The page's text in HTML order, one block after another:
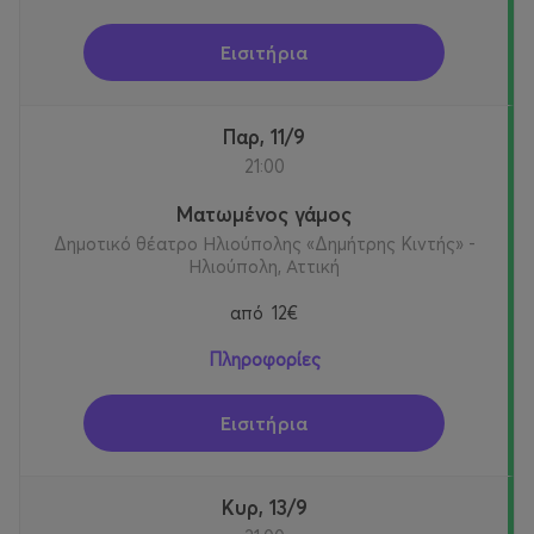
- Τρίτη 14 Ιουλίου στις 21:15, Βεάκειο Θέατρο Πειραιά
- Πέμπτη 16 Ιουλίου στις 21:15, Κηποθέατρο Δήμου
Παπάγου
- Κυριακή 6 Σεπτεμβρίου στις 21:00, Θέατρο Βράχων
-Δευτέρα 7 Σεπτεμβρίου στις 21:00, Δημοτικό
- Τετάρτη 9 Σεπτεμβρίου στις 21:00, Θέατρο «Θανάσης
- Παρασκευή 11 Σεπτεμβρίου στις 21:00, Θέατρο
Εισιτήρια
Παρ, 11/9
21:00
Ματωμένος γάμος
Δημοτικό θέατρο Ηλιούπολης «Δημήτρης Κιντής» -
Ηλιούπολη, Αττική
από 12€
Πληροφορίες
Εισιτήρια
Κυρ, 13/9